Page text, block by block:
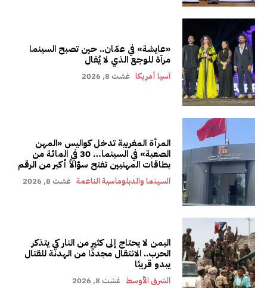
«عايشة» في عمّان.. حين تصبح السينما
مرآة للوجع الذي لا يُقال
آسيا أمريكا غشت 8, 2026
المرأة المغربية تدخل كواليس «المهن
الصعبة» في السينما… 30 في المائة من
بطاقات المهنيين تفتح سؤالاً أكبر من الرقم
السينما والدبلوماسية الناعمة غشت 8, 2026
اليمن لا يحتاج إلى كثير من النار كي يتذكر
الحرب.. الانتقال مجددًا من الهدنة للقتال
يبدو قريبًا
الشرق الأوسط غشت 8, 2026